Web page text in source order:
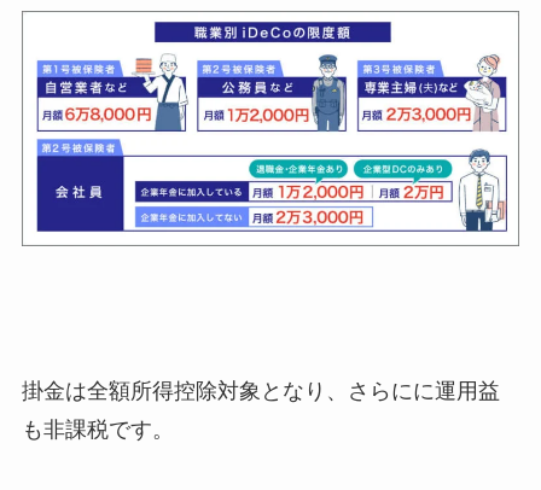
掛金は全額所得控除対象となり、さらにに運用益
も非課税です。